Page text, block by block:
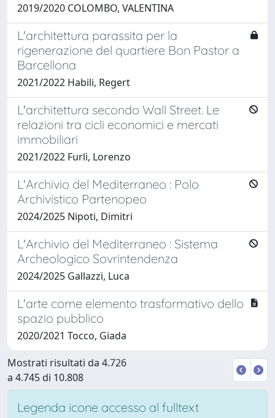
2019/2020 COLOMBO, VALENTINA
L'architettura parassita per la
rigenerazione del quartiere Bon Pastor a
Barcellona
2021/2022 Habili, Regert
L'architettura secondo Wall Street. Le
relazioni tra cicli economici e mercati
immobiliari
2021/2022 Furli, Lorenzo
L'Archivio del Mediterraneo : Polo
Archivistico Partenopeo
2024/2025 Nipoti, Dimitri
L'Archivio del Mediterraneo : Sistema
Archeologico Sovrintendenza
2024/2025 Gallazzi, Luca
L'arte come elemento trasformativo dello
spazio pubblico
2020/2021 Tocco, Giada
Mostrati risultati da 4.726
a 4.745 di 10.808
Legenda icone accesso al fulltext